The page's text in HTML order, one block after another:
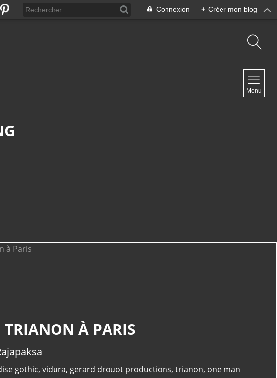
Connexion + Créer mon blog
Menu
À PARIS
gothic, vidura, gerard drouot productions, trianon, one man
Musique
Album(117)